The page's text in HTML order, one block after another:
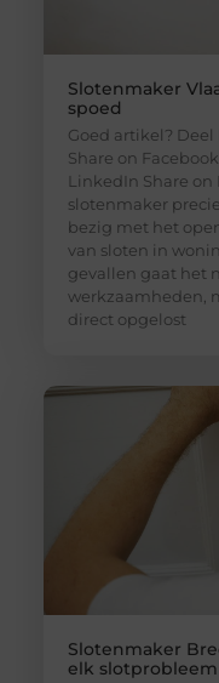
Slotenmaker
spoed
Goed artikel? Deel
Share on
LinkedIn Share
slotenmaker
bezig met het
van sloten in
gevallen gaat het
werkzaamheden,
direct opgelost
Slotenmaker
elk slotprobleem